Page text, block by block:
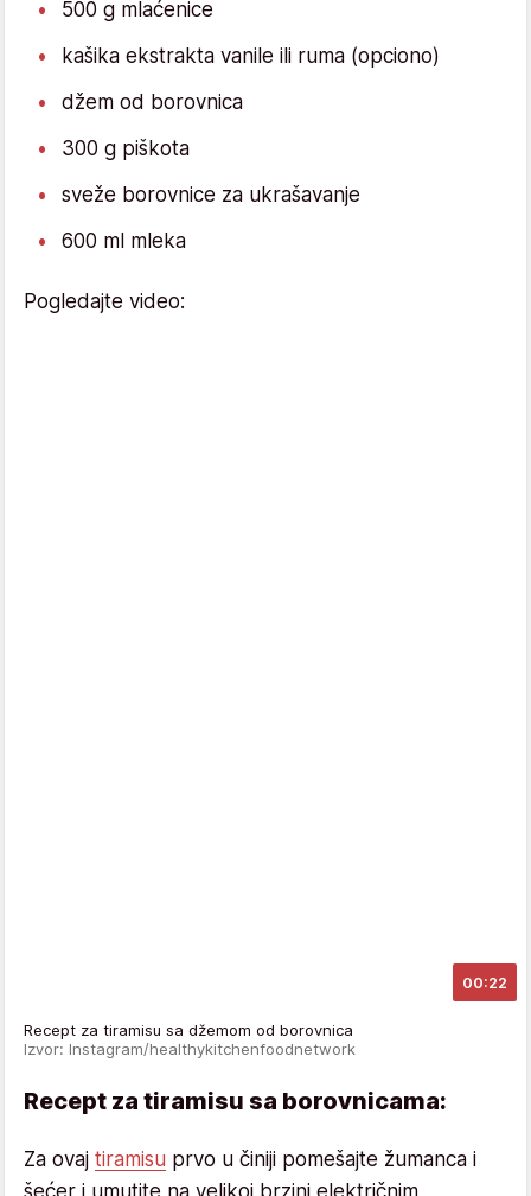
500 g mlaćenice
kašika ekstrakta vanile ili ruma (opciono)
džem od borovnica
300 g piškota
sveže borovnice za ukrašavanje
600 ml mleka
Pogledajte video:
00:22
Recept za tiramisu sa džemom od borovnica
Izvor: Instagram/healthykitchenfoodnetwork
Recept za tiramisu sa borovnicama:
Za ovaj tiramisu prvo u činiji pomešajte žumanca i
šećer i umutite na velikoj brzini električnim